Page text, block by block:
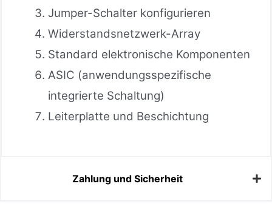
Jumper-Schalter konfigurieren
Widerstandsnetzwerk-Array
Standard elektronische Komponenten
ASIC (anwendungsspezifische
integrierte Schaltung)
Leiterplatte und Beschichtung
Zahlung und Sicherheit